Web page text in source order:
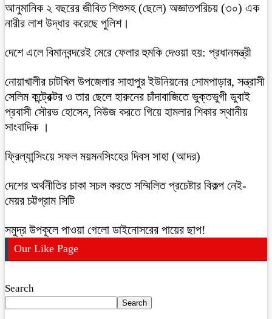
আনুমানিক ২ বছরের জীবিত শিশুসহ (ছেলে) অজ্ঞাতপরিচয় (৩০) এক
নারীর লাশ উদ্ধার করেছে পুলিশ।
দেশে এলে বিমানবন্দরেই মেরে ফেলার হুমকি দেওয়া হয়: প্রধানমন্ত্রী
নোয়াখালীর চাটখিল উপজেলার সাহাপুর ইউনিয়নের সোমপাড়ার, সন্ত্রাসী
সেলিম কন্ট্রেক্টর ও তার ছেলে হারুনের চাঁদাবাজিতে ভুক্তভুগী ডুবাই
প্রবাসী সৌরভ হোসেন, নিউজ করতে গিয়ে হামলার শিকার স্থানীয়
সাংবাদিক ।
ফ্রিল্যান্সিংয়ে সফল ময়মনসিংহের দিবস সাহা (আদর)
দেশের অর্থনীতির চাকা সচল করতে সম্মিলিত প্রচেষ্টার বিকল্প নেই-
মেয়র চট্টগ্রাম সিটি
সমুদ্র উপকূলে পাওয়া গেলো ডাইনোসরের পায়ের ছাপ!
Our Like Page
Search
Search